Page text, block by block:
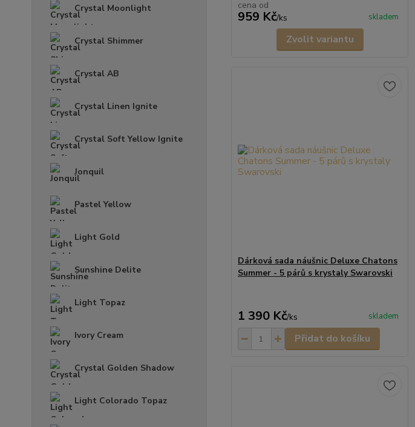
Crystal Moonlight
Crystal Shimmer
Crystal AB
Crystal Linen Ignite
Crystal Soft Yellow Ignite
Jonquil
Pastel Yellow
Light Gold
Sunshine Delite
Light Topaz
Ivory Cream
Crystal Golden Shadow
Light Colorado Topaz
cena od
959 Kč/ks skladem
Zvolit variantu
Dárková sada náušnic Deluxe Chatons
Summer - 5 párů s krystaly Swarovski
1 390 Kč/ks skladem
Přidat do košíku